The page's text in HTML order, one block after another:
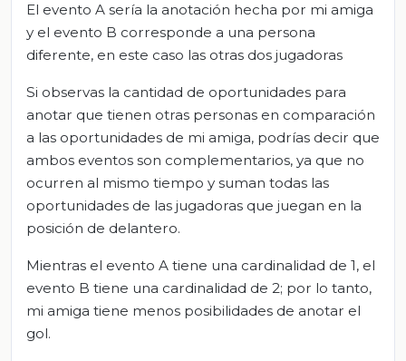
El evento A sería la anotación hecha por mi amiga
y el evento B corresponde a una persona
diferente, en este caso las otras dos jugadoras
Si observas la cantidad de oportunidades para
anotar que tienen otras personas en comparación
a las oportunidades de mi amiga, podrías decir que
ambos eventos son complementarios, ya que no
ocurren al mismo tiempo y suman todas las
oportunidades de las jugadoras que juegan en la
posición de delantero.
Mientras el evento A tiene una cardinalidad de 1, el
evento B tiene una cardinalidad de 2; por lo tanto,
mi amiga tiene menos posibilidades de anotar el
gol.